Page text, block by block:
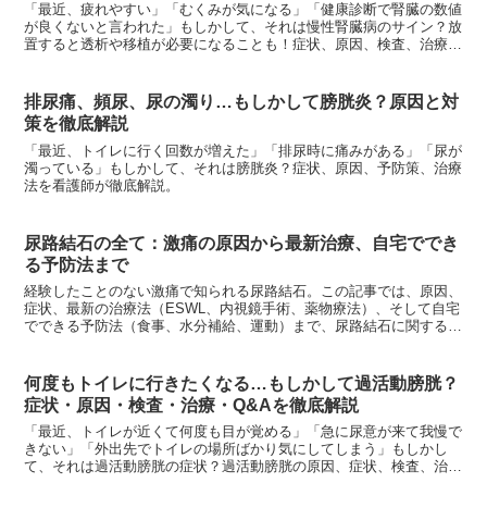
「最近、疲れやすい」「むくみが気になる」「健康診断で腎臓の数値
が良くないと言われた」もしかして、それは慢性腎臓病のサイン？放
置すると透析や移植が必要になることも！症状、原因、検査、治療
排尿痛、頻尿、尿の濁り…もしかして膀胱炎？原因と対
策を徹底解説
「最近、トイレに行く回数が増えた」「排尿時に痛みがある」「尿が
濁っている」もしかして、それは膀胱炎？症状、原因、予防策、治療
法を看護師が徹底解説。
尿路結石の全て：激痛の原因から最新治療、自宅ででき
る予防法まで
経験したことのない激痛で知られる尿路結石。この記事では、原因、
症状、最新の治療法（ESWL、内視鏡手術、薬物療法）、そして自宅
でできる予防法（食事、水分補給、運動）まで、尿路結石に関するあ
何度もトイレに行きたくなる…もしかして過活動膀胱？
症状・原因・検査・治療・Q&Aを徹底解説
「最近、トイレが近くて何度も目が覚める」「急に尿意が来て我慢で
きない」「外出先でトイレの場所ばかり気にしてしまう」もしかし
て、それは過活動膀胱の症状？過活動膀胱の原因、症状、検査、治療